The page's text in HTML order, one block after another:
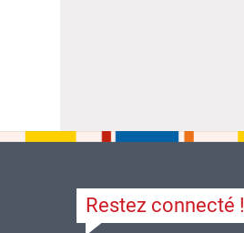
Restez connecté !